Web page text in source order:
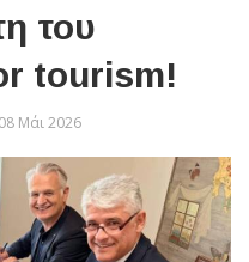
του
tourism!
08 Μάι 2026